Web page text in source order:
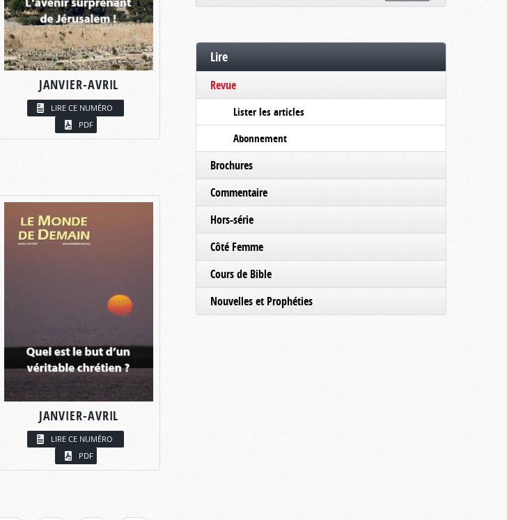
JANVIER-AVRIL
LIRE CE NUMÉRO
PDF
JANVIER-AVRIL
LIRE CE NUMÉRO
PDF
Lire
Revue
Lister les articles
Abonnement
Brochures
Commentaire
Hors-série
Côté Femme
Cours de Bible
Nouvelles et Prophéties